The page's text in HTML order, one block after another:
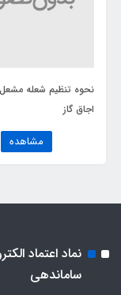
نحوه تنظیم شعله
اجاق گاز
مشاهده
نماد اعتماد
ساماندهی